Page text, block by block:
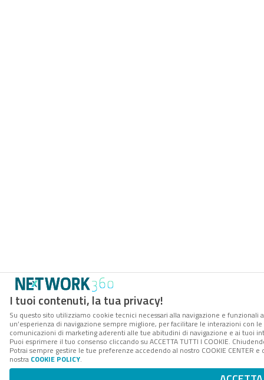
I tuoi contenuti, la tua privacy!
Su questo sito utilizziamo cookie tecnici necessari alla navigazione e
un’esperienza di navigazione sempre migliore, per facilitare le interazioni con
comunicazioni di marketing aderenti alle tue abitudini di navigazione e ai tuoi
Puoi esprimere il tuo consenso cliccando su ACCETTA TUTTI I COOKIE.
Potrai sempre gestire le tue preferenze accedendo al nostro COOKIE
nostra COOKIE POLICY.